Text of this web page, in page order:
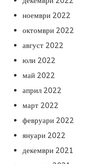
ноември 2022
октомври 2022
август 2022
юли 2022
май 2022
април 2022
март 2022
февруари 2022
януари 2022
декември 2021